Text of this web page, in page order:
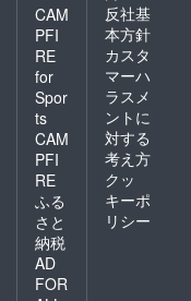
CAM
PFI
RE
for
Spor
ts
CAM
PFI
RE
ふる
さと
納税
AD
FOR
反社基
本方針
カスタ
マーハ
ラスメ
ントに
対する
考え方
クッ
キーポ
リシー